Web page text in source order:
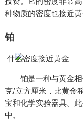
种物质的密度也接近黄
铂
铂是一种与黄金
克/立方厘米，比黄金
宝和化学实验器具。
中。